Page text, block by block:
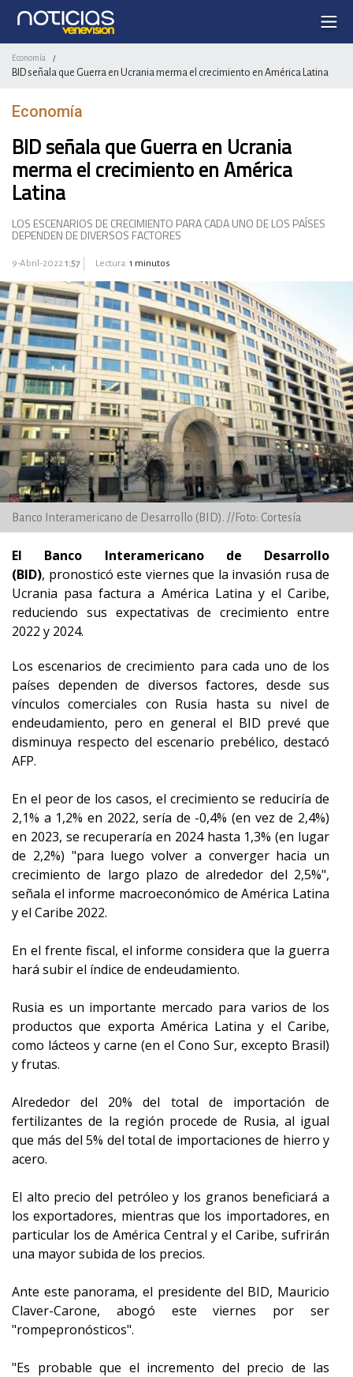
Economía /
BID señala que Guerra en Ucrania merma el crecimiento en América Latina
Economía
BID señala que Guerra en Ucrania
merma el crecimiento en América
Latina
LOS ESCENARIOS DE CRECIMIENTO PARA CADA UNO DE LOS PAÍSES
DEPENDEN DE DIVERSOS FACTORES
9-Abril-20221:57 Lectura: 1 minutos
Banco Interamericano de Desarrollo (BID). //Foto: Cortesía
El Banco Interamericano de Desarrollo
(BID), pronosticó este viernes que la invasión rusa de
Ucrania pasa factura a América Latina y el Caribe,
reduciendo sus expectativas de crecimiento entre
2022 y 2024.
Los escenarios de crecimiento para cada uno de los
países dependen de diversos factores, desde sus
vínculos comerciales con Rusia hasta su nivel de
endeudamiento, pero en general el BID prevé que
disminuya respecto del escenario prebélico, destacó
AFP.
En el peor de los casos, el crecimiento se reduciría de
2,1% a 1,2% en 2022, sería de -0,4% (en vez de 2,4%)
en 2023, se recuperaría en 2024 hasta 1,3% (en lugar
de 2,2%) "para luego volver a converger hacia un
crecimiento de largo plazo de alrededor del 2,5%",
señala el informe macroeconómico de América Latina
y el Caribe 2022.
En el frente fiscal, el informe considera que la guerra
hará subir el índice de endeudamiento.
Rusia es un importante mercado para varios de los
productos que exporta América Latina y el Caribe,
como lácteos y carne (en el Cono Sur, excepto Brasil)
y frutas.
Alrededor del 20% del total de importación de
fertilizantes de la región procede de Rusia, al igual
que más del 5% del total de importaciones de hierro y
acero.
El alto precio del petróleo y los granos beneficiará a
los exportadores, mientras que los importadores, en
particular los de América Central y el Caribe, sufrirán
una mayor subida de los precios.
Ante este panorama, el presidente del BID, Mauricio
Claver-Carone, abogó este viernes por ser
"rompepronósticos".
"Es probable que el incremento del precio de las